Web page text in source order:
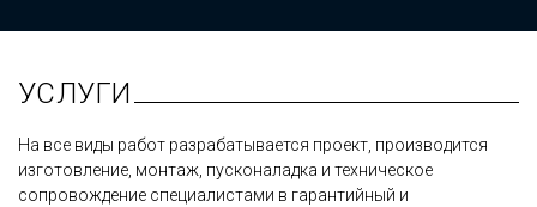
УСЛУГИ
На все виды работ разрабатывается проект, производится
изготовление, монтаж, пусконаладка и техническое
сопровождение специалистами в гарантийный и